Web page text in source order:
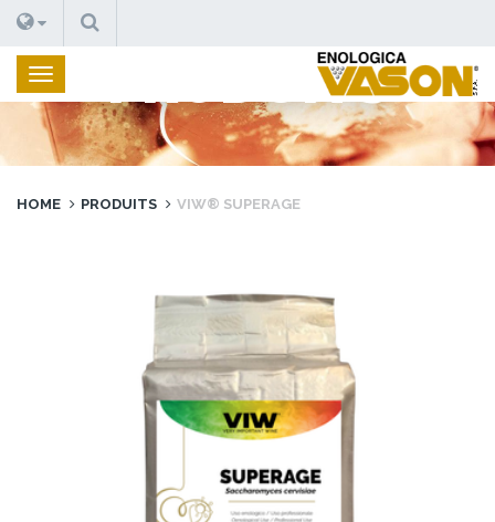
RECHERCHE
PRODUITS
HOME PRODUITS VIW® SUPERAGE